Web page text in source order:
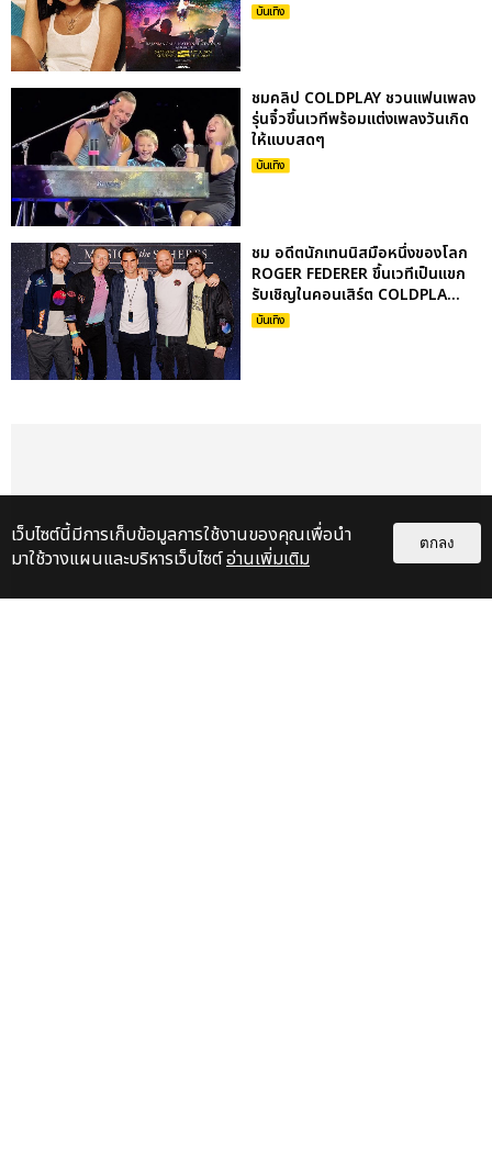
บันเทิง
ชมคลิป COLDPLAY ชวนแฟนเพลง
รุ่นจิ๋วขึ้นเวทีพร้อมแต่งเพลงวันเกิด
ให้แบบสดๆ
บันเทิง
ชม อดีตนักเทนนิสมือหนึ่งของโลก
ROGER FEDERER ขึ้นเวทีเป็นแขก
รับเชิญในคอนเสิร์ต COLDPLA...
บันเทิง
เว็บไซต์นี้มีการเก็บข้อมูลการใช้งานของคุณเพื่อนำ
มาใช้วางแผนและบริหารเว็บไซต์อ่านเพิ่มเติม
ตกลง